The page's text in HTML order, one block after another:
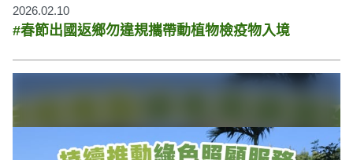
2026.02.10
#春節出國返鄉勿違規攜帶動植物檢疫物入境